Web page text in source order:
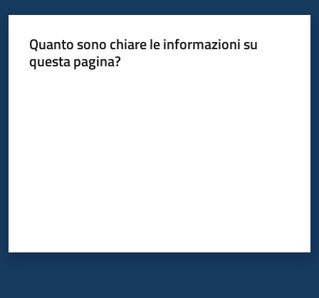
locali
Quanto sono chiare le informazioni su
questa pagina?